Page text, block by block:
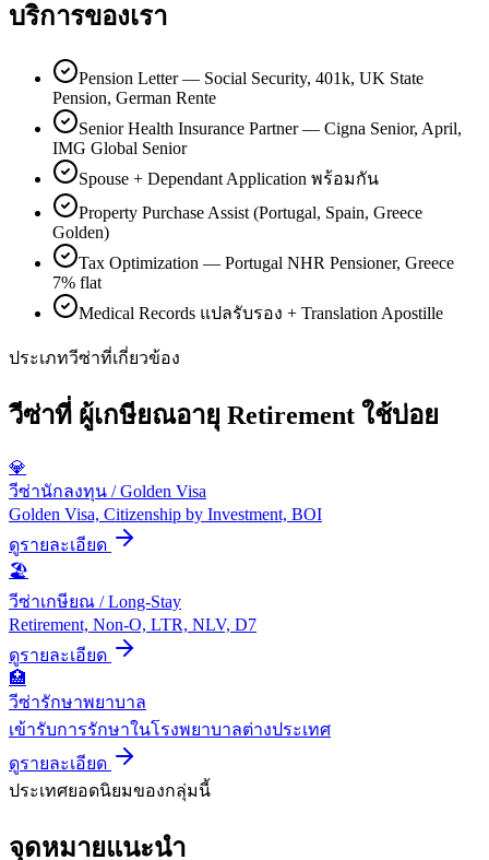
บริการของเรา
Pension Letter — Social Security, 401k, UK State
Pension, German Rente
Senior Health Insurance Partner — Cigna Senior, April,
IMG Global Senior
Spouse + Dependant Application พร้อมกัน
Property Purchase Assist (Portugal, Spain, Greece
Golden)
Tax Optimization — Portugal NHR Pensioner, Greece
7% flat
Medical Records แปลรับรอง + Translation Apostille
ประเภทวีซ่าที่เกี่ยวข้อง
วีซ่าที่ ผู้เกษียณอายุ Retirement ใช้บ่อย
💎
วีซ่านักลงทุน / Golden Visa
Golden Visa, Citizenship by Investment, BOI
ดูรายละเอียด
🏖️
วีซ่าเกษียณ / Long-Stay
Retirement, Non-O, LTR, NLV, D7
ดูรายละเอียด
🏥
วีซ่ารักษาพยาบาล
เข้ารับการรักษาในโรงพยาบาลต่างประเทศ
ดูรายละเอียด
ประเทศยอดนิยมของกลุ่มนี้
จุดหมายแนะนำ